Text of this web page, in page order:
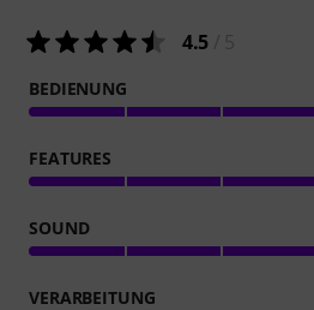
4.5
BEDIENUNG
FEATURES
SOUND
VERARBEITUNG